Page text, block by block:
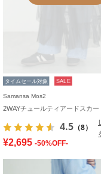
タイムセール対象 SALE
Samansa Mos2
2WAYチュールティアードスカー
4.5 （8）
¥2,695 -50%OFF-